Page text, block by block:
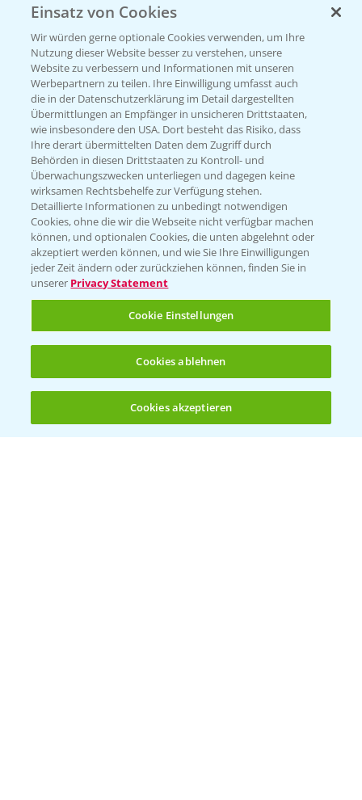
(noch 4)
Presse
Vegetables Deutschland
Infos
LINKS
Apps
Wetter Aktuell
BROSCHÜREN
Ackerbau
Saatgut
Sonderkulturen
Verantwortung & Sorgfalt
PAMIRA - Packmittelrücknahme
Sammelstellen und Termine
Einsatz von Cookies
Wir würden gerne optionale Cookies verwenden, um Ihre
Nutzung dieser Website besser zu verstehen, unsere
Website zu verbessern und Informationen mit unseren
Werbepartnern zu teilen. Ihre Einwilligung umfasst auch
die in der Datenschutzerklärung im Detail dargestellten
Übermittlungen an Empfänger in unsicheren Drittstaaten,
wie insbesondere den USA. Dort besteht das Risiko, dass
Ihre derart übermittelten Daten dem Zugriff durch
Behörden in diesen Drittstaaten zu Kontroll- und
Überwachungszwecken unterliegen und dagegen keine
wirksamen Rechtsbehelfe zur Verfügung stehen.
Detaillierte Informationen zu unbedingt notwendigen
Cookies, ohne die wir die Webseite nicht verfügbar machen
können, und optionalen Cookies, die unten abgelehnt oder
akzeptiert werden können, und wie Sie Ihre Einwilligungen
jeder Zeit ändern oder zurückziehen können, finden Sie in
unserer Privacy Statement
Cookie Einstellungen
Cookies ablehnen
Cookies akzeptieren